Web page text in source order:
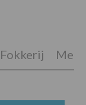
Fokkerij